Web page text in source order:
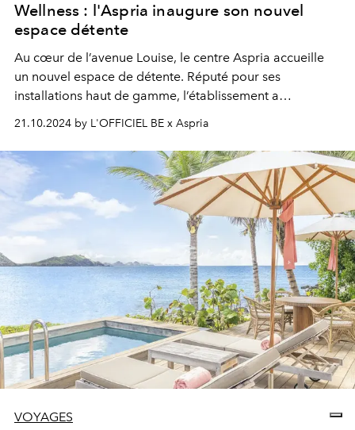
Wellness : l'Aspria inaugure son nouvel
espace détente
Au cœur de l’avenue Louise, le centre Aspria accueille
un nouvel espace de détente. Réputé pour ses
installations haut de gamme, l’établissement a
récemment inauguré son Wellness Center.
21.10.2024 by L'OFFICIEL BE x Aspria
VOYAGES